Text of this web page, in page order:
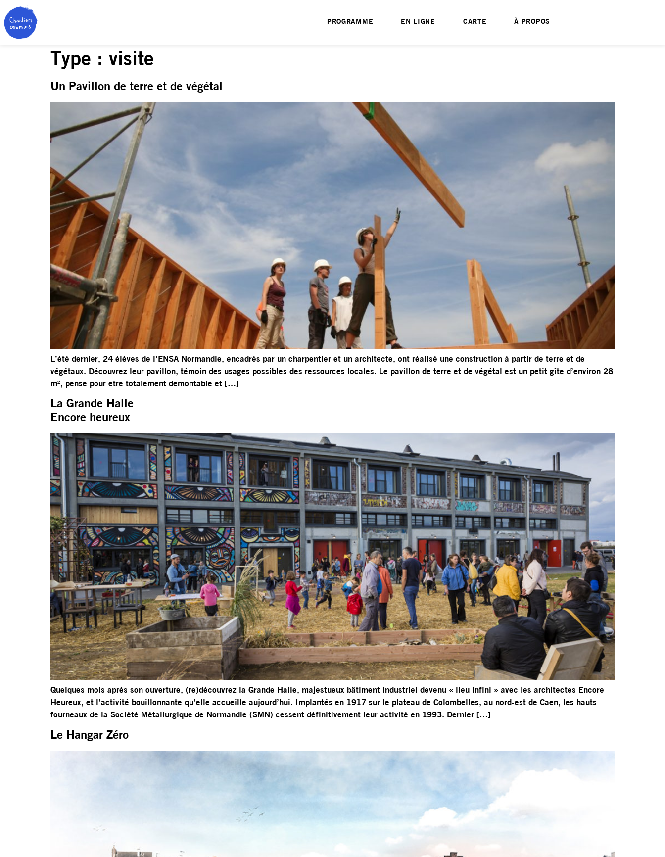
PROGRAMME EN LIGNE CARTE À PROPOS
Type : visite
Un Pavillon de terre et de végétal
L’été dernier, 24 élèves de l’ENSA Normandie, encadrés par un charpentier et un architecte, ont réalisé une construction à partir de terre et de
végétaux. Découvrez leur pavillon, témoin des usages possibles des ressources locales. Le pavillon de terre et de végétal est un petit gîte d’environ 28
m², pensé pour être totalement démontable et […]
La Grande Halle
Encore heureux
Quelques mois après son ouverture, (re)découvrez la Grande Halle, majestueux bâtiment industriel devenu « lieu infini » avec les architectes Encore
Heureux, et l’activité bouillonnante qu’elle accueille aujourd’hui. Implantés en 1917 sur le plateau de Colombelles, au nord-est de Caen, les hauts
fourneaux de la Société Métallurgique de Normandie (SMN) cessent définitivement leur activité en 1993. Dernier […]
Le Hangar Zéro